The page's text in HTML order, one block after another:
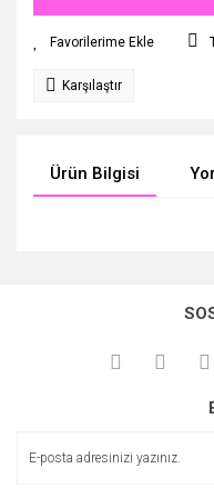
Karşılaştır
Ürün Bilgisi
kullanarak tarafımıza
Görüş ve önerileriniz için
Ürün açıklamasında